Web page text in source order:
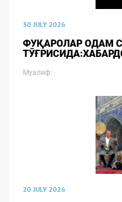
30 JULY 2026
ФУҚАРОЛАР ОДАМ
Муалиф:
20 JULY 2026